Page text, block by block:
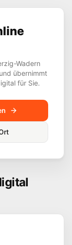
Wadern
übernimmt
für Sie.